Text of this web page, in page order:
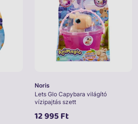
Noris
Lets Glo Capybara világító
vízipajtás szett
12 995 Ft